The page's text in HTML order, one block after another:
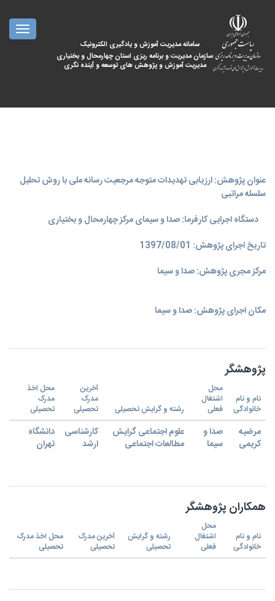
سامانه مدیریت آموزش و یادگیری الکترونیک
سازمان مدیریت و برنامه ریزی استان چهارمحال و بختیاری
مدیریت آموزش و پژوهش های توسعه و آینده نگری
عنوان پژوهش: ارزیابی تهدیدات متوجه مرجعیت رسانه ملی با روش تحلیل
سلسله مراتبی
دستگاه اجرایی کارفرما: صدا و سیمای مرکز چهارمحال و بختیاری
تاریخ اجرای پژوهش: 1397/08/01
مرکز مجری پژوهش: صدا و سیما
مکان اجرای پژوهش: صدا و سیما
پژوهشگر
نام و نام
خانوادگی
محل
اشتغال
فعلی
رشته و گرایش تحصیلی
آخرین
مدرک
تحصیلی
محل اخذ
مدرک
تحصیلی
مرضیه
کریمی
صدا و
سیما
علوم اجتماعی گرایش
مطالعات اجتماعی
کارشناسی
ارشد
دانشگاه
تهران
همکاران پژوهشگر
نام و نام
خانوادگی
محل
اشتغال
فعلی
رشته و گرایش
تحصیلی
آخرین مدرک
تحصیلی
محل اخذ مدرک
تحصیلی